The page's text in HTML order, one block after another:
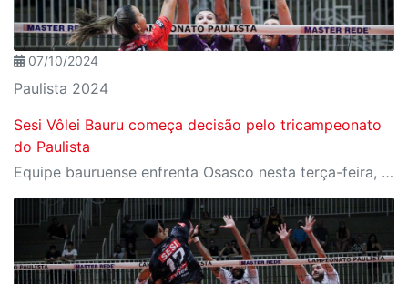
07/10/2024
Paulista 2024
Sesi Vôlei Bauru começa decisão pelo tricampeonato
do Paulista
Equipe bauruense enfrenta Osasco nesta terça-feira, 8, fora de casa